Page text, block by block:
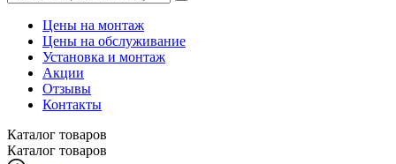
Цены на монтаж
Цены на обслуживание
Установка и монтаж
Акции
Отзывы
Контакты
Каталог товаров
Каталог товаров